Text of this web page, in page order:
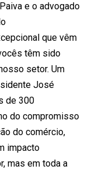
e o advogado
que vêm
têm sido
setor. Um
José
de 300
do compromisso
do comércio,
impacto
mas em toda a